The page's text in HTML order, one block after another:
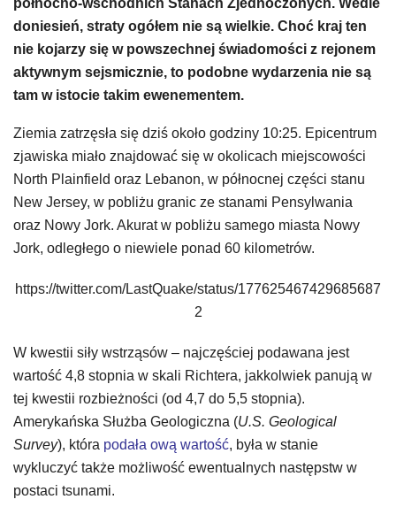
północno-wschodnich Stanach Zjednoczonych. Wedle
doniesień, straty ogółem nie są wielkie. Choć kraj ten
nie kojarzy się w powszechnej świadomości z rejonem
aktywnym sejsmicznie, to podobne wydarzenia nie są
tam w istocie takim ewenementem.
Ziemia zatrzęsła się dziś około godziny 10:25. Epicentrum
zjawiska miało znajdować się w okolicach miejscowości
North Plainfield oraz Lebanon, w północnej części stanu
New Jersey, w pobliżu granic ze stanami Pensylwania
oraz Nowy Jork. Akurat w pobliżu samego miasta Nowy
Jork, odległego o niewiele ponad 60 kilometrów.
https://twitter.com/LastQuake/status/177625467429685687
2
W kwestii siły wstrząsów – najczęściej podawana jest
wartość 4,8 stopnia w skali Richtera, jakkolwiek panują w
tej kwestii rozbieżności (od 4,7 do 5,5 stopnia).
Amerykańska Służba Geologiczna (U.S. Geological
Survey), która podała ową wartość, była w stanie
wykluczyć także możliwość ewentualnych następstw w
postaci tsunami.